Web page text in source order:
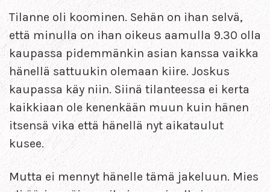
Tilanne oli koominen. Sehän on ihan selvä,
että minulla on ihan oikeus aamulla 9.30 olla
kaupassa pidemmänkin asian kanssa vaikka
hänellä sattuukin olemaan kiire. Joskus
kaupassa käy niin. Siinä tilanteessa ei kerta
kaikkiaan ole kenenkään muun kuin hänen
itsensä vika että hänellä nyt aikataulut
kusee.
Mutta ei mennyt hänelle tämä jakeluun. Mies